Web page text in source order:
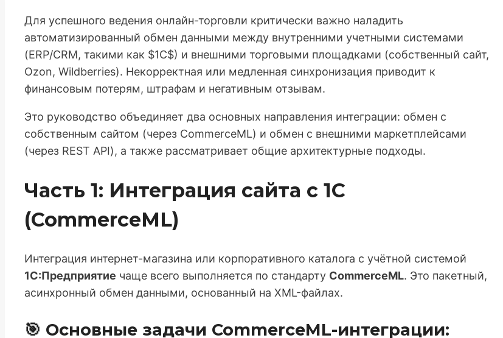
Для успешного ведения онлайн-торговли критически важно наладить
автоматизированный обмен данными между внутренними учетными системами
(ERP/CRM, такими как $1С$) и внешними торговыми площадками (собственный сайт,
Ozon, Wildberries). Некорректная или медленная синхронизация приводит к
финансовым потерям, штрафам и негативным отзывам.
Это руководство объединяет два основных направления интеграции: обмен с
собственным сайтом (через CommerceML) и обмен с внешними маркетплейсами
(через REST API), а также рассматривает общие архитектурные подходы.
Часть 1: Интеграция сайта с 1С
(CommerceML)
Интеграция интернет-магазина или корпоративного каталога с учётной системой
1С:Предприятие чаще всего выполняется по стандарту CommerceML. Это пакетный,
асинхронный обмен данными, основанный на XML-файлах.
🎯 Основные задачи CommerceML-интеграции: